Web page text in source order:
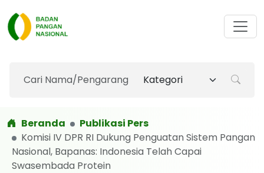
Beranda
Publikasi Pers
Komisi IV DPR RI Dukung Penguatan Sistem Pangan
Nasional, Bapanas: Indonesia Telah Capai
Swasembada Protein